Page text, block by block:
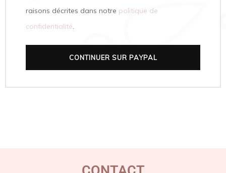
raisons décrites dans notre politique de
confidentialité.
CONTINUER SUR PAYPAL